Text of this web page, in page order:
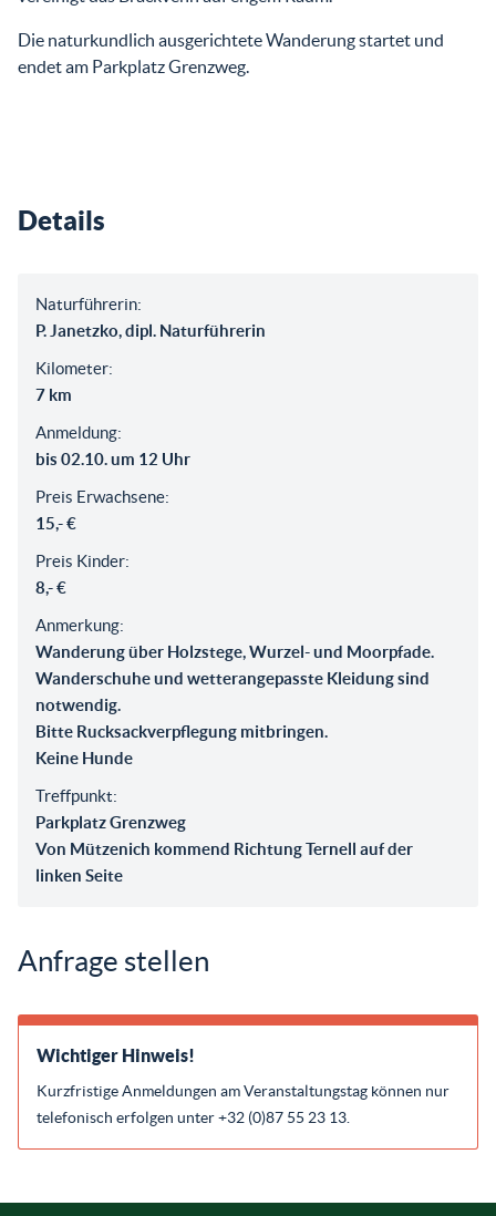
Die naturkundlich ausgerichtete Wanderung startet und
endet am Parkplatz Grenzweg.
Details
Naturführerin:
P. Janetzko, dipl. Naturführerin
Kilometer:
7 km
Anmeldung:
bis 02.10. um 12 Uhr
Preis Erwachsene:
15,- €
Preis Kinder:
8,- €
Anmerkung:
Wanderung über Holzstege, Wurzel- und Moorpfade.
Wanderschuhe und wetterangepasste Kleidung sind
notwendig.
Bitte Rucksackverpflegung mitbringen.
Keine Hunde
Treffpunkt:
Parkplatz Grenzweg
Von Mützenich kommend Richtung Ternell auf der
linken Seite
Anfrage stellen
Wichtiger Hinweis!
Kurzfristige Anmeldungen am Veranstaltungstag können nur
telefonisch erfolgen unter +32 (0)87 55 23 13.